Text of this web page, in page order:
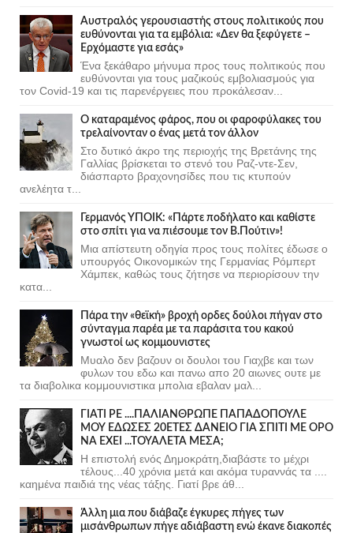
Αυστραλός γερουσιαστής στους πολιτικούς που
ευθύνονται για τα εμβόλια: «Δεν θα ξεφύγετε –
Ερχόμαστε για εσάς»
Ένα ξεκάθαρο μήνυμα προς τους πολιτικούς που
ευθύνονται για τους μαζικούς εμβολιασμούς για
τον Covid-19 και τις παρενέργειες που προκάλεσαν...
Ο καταραμένος φάρος, που οι φαροφύλακες του
τρελαίνονταν ο ένας μετά τον άλλον
Στο δυτικό άκρο της περιοχής της Βρετάνης της
Γαλλίας βρίσκεται το στενό του Ραζ-ντε-Σεν,
διάσπαρτο βραχονησίδες που τις κτυπούν
ανελέητα τ...
Γερμανός ΥΠΟΙΚ: «Πάρτε ποδήλατο και καθίστε
στο σπίτι για να πιέσουμε τον Β.Πούτιν»!
Μια απίστευτη οδηγία προς τους πολίτες έδωσε ο
υπουργός Οικονομικών της Γερμανίας Ρόμπερτ
Χάμπεκ, καθώς τους ζήτησε να περιορίσουν την
κατα...
Πάρα την «θεϊκή» βροχή ορδες δούλοι πήγαν στο
σύνταγμα παρέα με τα παράσιτα του κακού
γνωστοί ως κομμουνιστες
Μυαλο δεν βαζουν οι δουλοι του Γιαχβε και των
φυλων του εδω και πανω απο 20 αιωνες ουτε με
τα διαβολικα κομμουνιστικα μπολια εβαλαν μαλ...
ΓΙΑΤΙ ΡΕ ....ΠΑΛΙΑΝΘΡΩΠΕ ΠΑΠΑΔΟΠΟΥΛΕ
ΜΟΥ ΕΔΩΣΕΣ 20ΕΤΕΣ ΔΑΝΕΙΟ ΓΙΑ ΣΠΙΤΙ ΜΕ ΟΡΟ
ΝΑ ΕΧΕΙ ...ΤΟΥΑΛΕΤΑ ΜΕΣΑ;
Η επιστολή ενός Δημοκράτη,διαβάστε το μέχρι
τέλους...40 χρόνια μετά και ακόμα τυραννάς τα ....
καημένα παιδιά της νέας τάξης. Γιατί βρε άθ...
Άλλη μια που διάβαζε έγκυρες πήγες των
μισάνθρωπων πήγε αδιάβαστη ενώ έκανε διακοπές